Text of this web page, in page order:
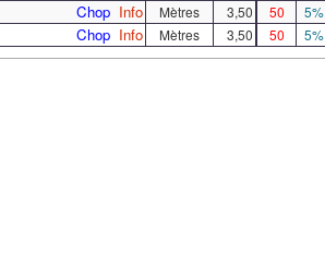
Info
Chop Mètres 3,50 50 5%
Info
Chop Mètres 3,50 50 5%